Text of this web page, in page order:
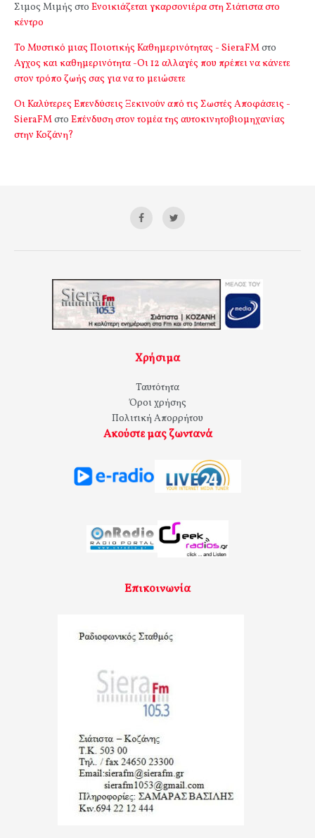
Σιμος Μιμής στο Ενοικιάζεται γκαρσονιέρα στη Σιάτιστα στο
κέντρο
Το Μυστικό μιας Ποιοτικής Καθημερινότητας - SieraFMστο
Αγχος και καθημερινότητα -Οι 12 αλλαγές που πρέπει να κάνετε
στον τρόπο ζωής σας για να το μειώσετε
Οι Καλύτερες Επενδύσεις Ξεκινούν από τις Σωστές Αποφάσεις -
SieraFMστο Επένδυση στον τομέα της αυτοκινητοβιομηχανίας
στην Κοζάνη?
Χρήσιμα
Ταυτότητα
Όροι χρήσης
Πολιτική Απορρήτου
Ακούστε μας ζωντανά
Επικοινωνία